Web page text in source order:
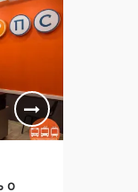
о